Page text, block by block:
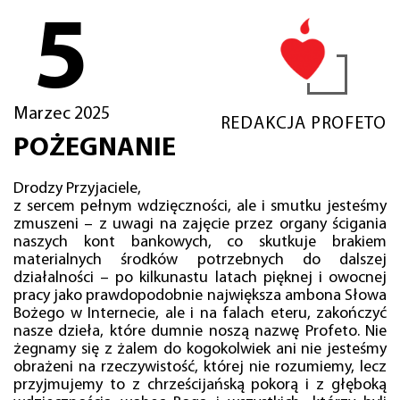
5
Marzec 2025
REDAKCJA PROFETO
POŻEGNANIE
Drodzy Przyjaciele,
z sercem pełnym wdzięczności, ale i smutku jesteśmy
zmuszeni – z uwagi na zajęcie przez organy ścigania
naszych kont bankowych, co skutkuje brakiem
materialnych środków potrzebnych do dalszej
działalności – po kilkunastu latach pięknej i owocnej
pracy jako prawdopodobnie największa ambona Słowa
Bożego w Internecie, ale i na falach eteru, zakończyć
nasze dzieła, które dumnie noszą nazwę Profeto. Nie
żegnamy się z żalem do kogokolwiek ani nie jesteśmy
obrażeni na rzeczywistość, której nie rozumiemy, lecz
przyjmujemy to z chrześcijańską pokorą i z głęboką